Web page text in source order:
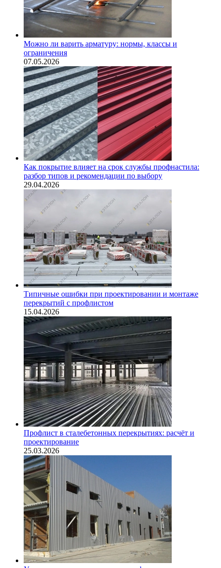
Можно ли варить арматуру: нормы, классы и
ограничения
07.05.2026
Как покрытие влияет на срок службы профнастила:
разбор типов и рекомендации по выбору
29.04.2026
Типичные ошибки при проектировании и монтаже
перекрытий с профлистом
15.04.2026
Профлист в сталебетонных перекрытиях: расчёт и
проектирование
25.03.2026